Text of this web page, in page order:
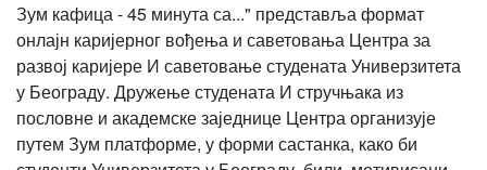
Зум кафица - 45 минута са..." представља формат
онлајн каријерног вођења и саветовања Центра за
развој каријере И саветовање студената Универзитета
у Београду. Дружење студената И стручњака из
пословне и академске заједнице Центра организује
путем Зум платформе, у форми састанка, како би